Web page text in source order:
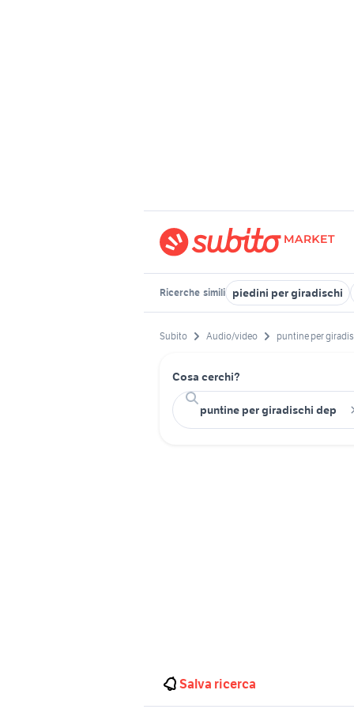
Ricerche simili piedini per giradischi
Subito Audio/video puntine per
Cosa cerchi?
Salva ricerca